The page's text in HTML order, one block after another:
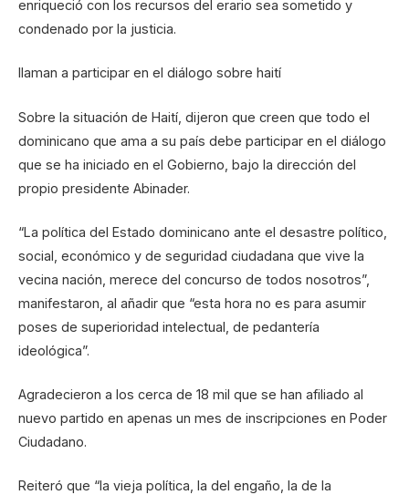
enriqueció con los recursos del erario sea sometido y
condenado por la justicia.
llaman a participar en el diálogo sobre haití
Sobre la situación de Haití, dijeron que creen que todo el
dominicano que ama a su país debe participar en el diálogo
que se ha iniciado en el Gobierno, bajo la dirección del
propio presidente Abinader.
“La política del Estado dominicano ante el desastre político,
social, económico y de seguridad ciudadana que vive la
vecina nación, merece del concurso de todos nosotros”,
manifestaron, al añadir que “esta hora no es para asumir
poses de superioridad intelectual, de pedantería
ideológica”.
Agradecieron a los cerca de 18 mil que se han afiliado al
nuevo partido en apenas un mes de inscripciones en Poder
Ciudadano.
Reiteró que “la vieja política, la del engaño, la de la